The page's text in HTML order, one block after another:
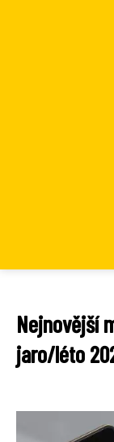
Nejnovější
jaro/léto